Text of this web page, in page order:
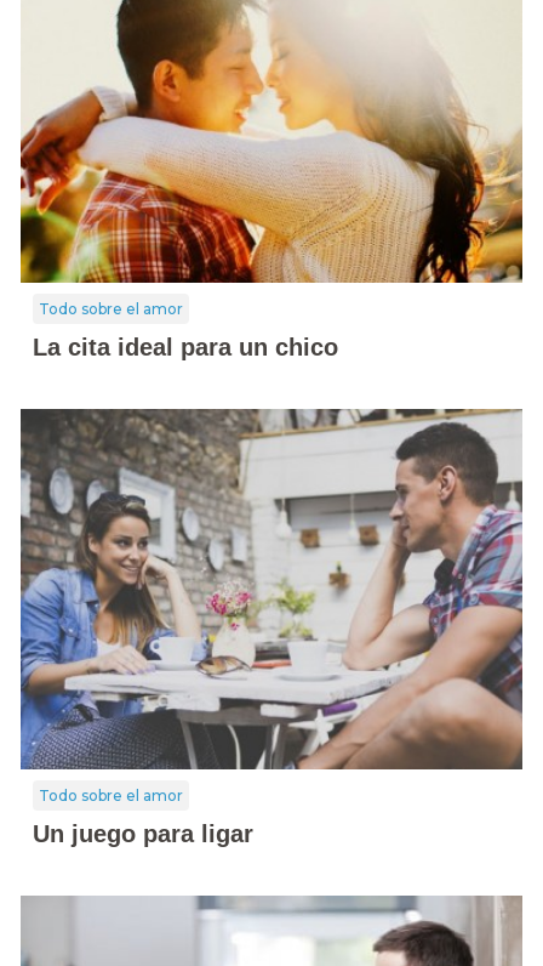
Todo sobre el amor
La cita ideal para un chico
Todo sobre el amor
Un juego para ligar